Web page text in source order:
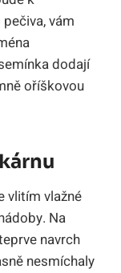
vám
dodají
oříškovou
vlitím vlažné
Na
navrch
nesmíchaly